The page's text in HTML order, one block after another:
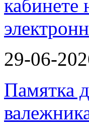
29-06-
Памятка